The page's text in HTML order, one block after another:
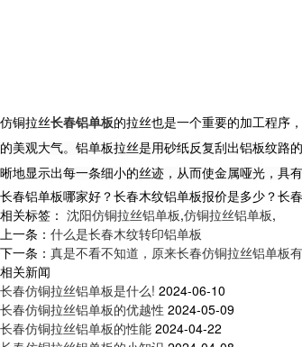
仿铜拉丝长春铝单板的拉丝也是一个重要的加工程序
的美观大气。 铝单板拉丝是用砂纸反复刮出铝板纹路
晰地显示出每一条细小的丝迹，从而使金属哑光，具
长春铝单板哪家好？长春木纹铝单板报价是多少？长
相关标签： 沈阳仿铜拉丝铝单板,仿铜拉丝铝单板,
上一条： 什么是长春木纹转印铝单板
下一条： 真是不看不知道，原来长春仿铜拉丝铝单板
相关新闻
长春仿铜拉丝铝单板是什么! 2024-06-10
长春仿铜拉丝铝单板的优越性 2024-05-09
长春仿铜拉丝铝单板的性能 2024-04-22